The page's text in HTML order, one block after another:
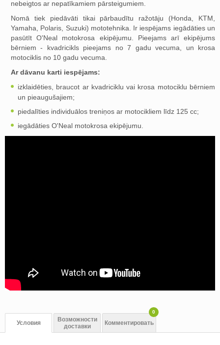
nebeigtos ar nepatīkamiem pārsteigumiem.
Nomā tiek piedāvāti tikai pārbaudītu ražotāju (Honda, KTM,
Yamaha, Polaris, Suzuki) mototehnika. Ir iespējams iegādāties un
pasūtīt O'Neal motokrosa ekipējumu. Pieejams arī ekipējums
bērniem - kvadricikls pieejams no 7 gadu vecuma, un krosa
motociklis no 10 gadu vecuma.
Ar dāvanu karti iespējams:
izklaidēties, braucot ar kvadriciklu vai krosa motociklu bērniem
un pieaugušajiem;
piedalīties individuālos treniņos ar motocikliem līdz 125 cc;
iegādāties O'Neal motokrosa ekipējumu.
Условия
Возможности
доставки
Комментировать
0